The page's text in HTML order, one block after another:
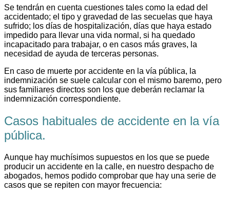
Se tendrán en cuenta cuestiones tales como la edad del
accidentado; el tipo y gravedad de las secuelas que haya
sufrido; los días de hospitalización, días que haya estado
impedido para llevar una vida normal, si ha quedado
incapacitado para trabajar, o en casos más graves, la
necesidad de ayuda de terceras personas.
En caso de muerte por accidente en la vía pública, la
indemnización se suele calcular con el mismo baremo, pero
sus familiares directos son los que deberán reclamar la
indemnización correspondiente.
Casos habituales de accidente en la vía
pública.
Aunque hay muchísimos supuestos en los que se puede
producir un accidente en la calle, en nuestro despacho de
abogados, hemos podido comprobar que hay una serie de
casos que se repiten con mayor frecuencia: